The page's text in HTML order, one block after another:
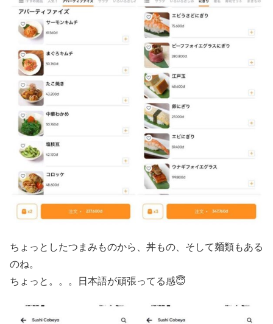
ちょっとしたつまみものから、丼もの、そして麺類もある
のね。
ちょっと。。。日本語が頑張ってる感😇